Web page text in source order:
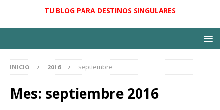
TU BLOG PARA DESTINOS SINGULARES
INICIO 2016 septiembre
Mes: septiembre 2016